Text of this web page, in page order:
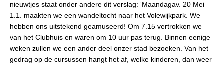
nieuwtjes staat onder andere dit verslag: ‘Maandagav. 20 Mei
1.1. maakten we een wandeltocht naar het Volewijkpark. We
hebben ons uitstekend geamuseerd! Om 7.15 vertrokken we
van het Clubhuis en waren om 10 uur pas terug. Binnen eenige
weken zullen we een ander deel onzer stad bezoeken. Van het
gedrag op de cursussen hangt het af, welke kinderen, dan weer